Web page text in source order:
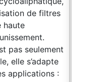
de filtres
haute
pas seulement
elle s’adapte
applications :